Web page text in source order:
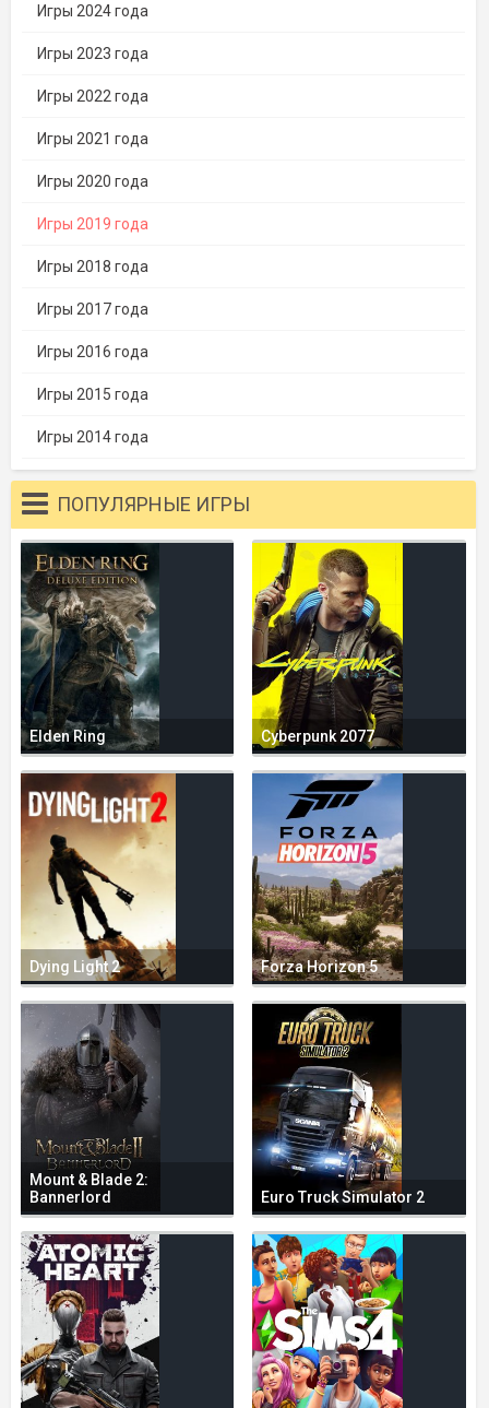
Игры 2024 года
Игры 2023 года
Игры 2022 года
Игры 2021 года
Игры 2020 года
Игры 2019 года
Игры 2018 года
Игры 2017 года
Игры 2016 года
Игры 2015 года
Игры 2014 года
ПОПУЛЯРНЫЕ ИГРЫ
Elden Ring Cyberpunk 2077
Dying Light 2 Forza Horizon 5
Mount & Blade 2:
Bannerlord
Euro Truck Simulator 2